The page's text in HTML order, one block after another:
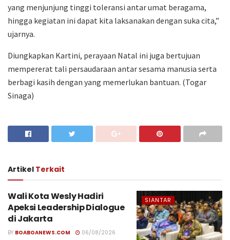
yang menjunjung tinggi toleransi antar umat beragama,
hingga kegiatan ini dapat kita laksanakan dengan suka cita,”
ujarnya.
Diungkapkan Kartini, perayaan Natal ini juga bertujuan
mempererat tali persaudaraan antar sesama manusia serta
berbagi kasih dengan yang memerlukan bantuan. (Togar
Sinaga)
Artikel Terkait
SIANTAR
Wali Kota Wesly Hadiri
Apeksi Leadership Dialogue
di Jakarta
BY BOABOANEWS.COM 06/08/2026